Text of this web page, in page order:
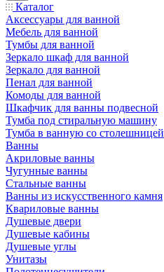
Каталог
Аксессуары для ванной
Мебель для ванной
Тумбы для ванной
Зеркало шкаф для ванной
Зеркало для ванной
Пенал для ванной
Комоды для ванной
Шкафчик для ванны подвесной
Тумба под стиральную машину
Тумба в ванную со столешницей
Ванны
Акриловые ванны
Чугунные ванны
Стальные ванны
Ванны из искусственного камня
Квариловые ванны
Душевые двери
Душевые кабины
Душевые углы
Унитазы